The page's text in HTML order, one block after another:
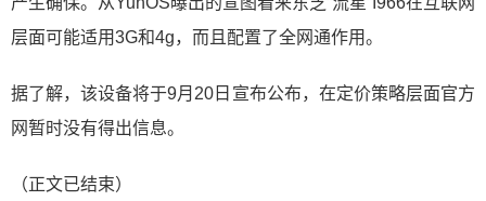
层面可能适用3G和4g，而且配置了全网通作用。
据了解，该设备将于9月20日宣布公布，在定价策略层面官方
网暂时没有得出信息。
（正文已结束）